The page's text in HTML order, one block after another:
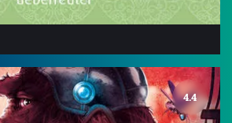
4.4